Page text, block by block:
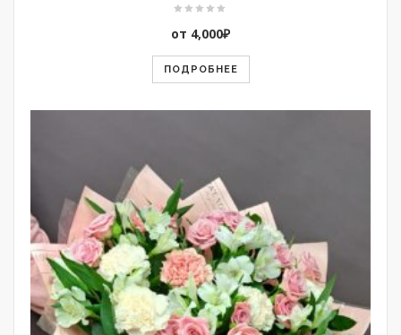
от 4,000₽
ПОДРОБНЕЕ